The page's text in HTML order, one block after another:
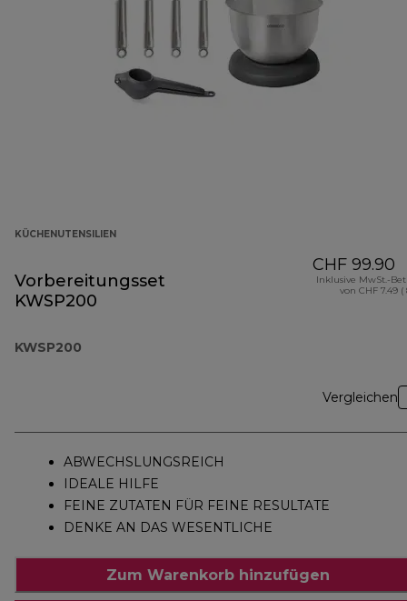
KÜCHENUTENSILIEN
Vorbereitungsset
KWSP200
KWSP200
CHF 99.90
Inklusive MwSt.-
von CHF 7.49 (
Vergleichen
ABWECHSLUNGSREICH
IDEALE HILFE
FEINE ZUTATEN FÜR FEINE RESULTATE
DENKE AN DAS WESENTLICHE
Zum Warenkorb hinzufügen